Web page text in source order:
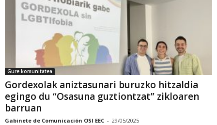
Gure komunitatea
Gordexolak aniztasunari buruzko hitzaldia
egingo du “Osasuna guztiontzat” zikloaren
barruan
Gabinete de Comunicación OSI EEC - 29/05/2025